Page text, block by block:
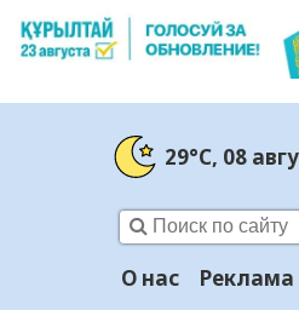
29°C, 08
О нас Реклама